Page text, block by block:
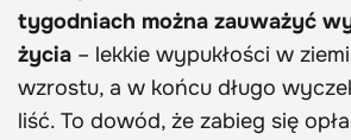
tygodniach można zauważyć
życia – lekkie wypukłości w
wzrostu, a w końcu długo
liść. To dowód, że zabieg się